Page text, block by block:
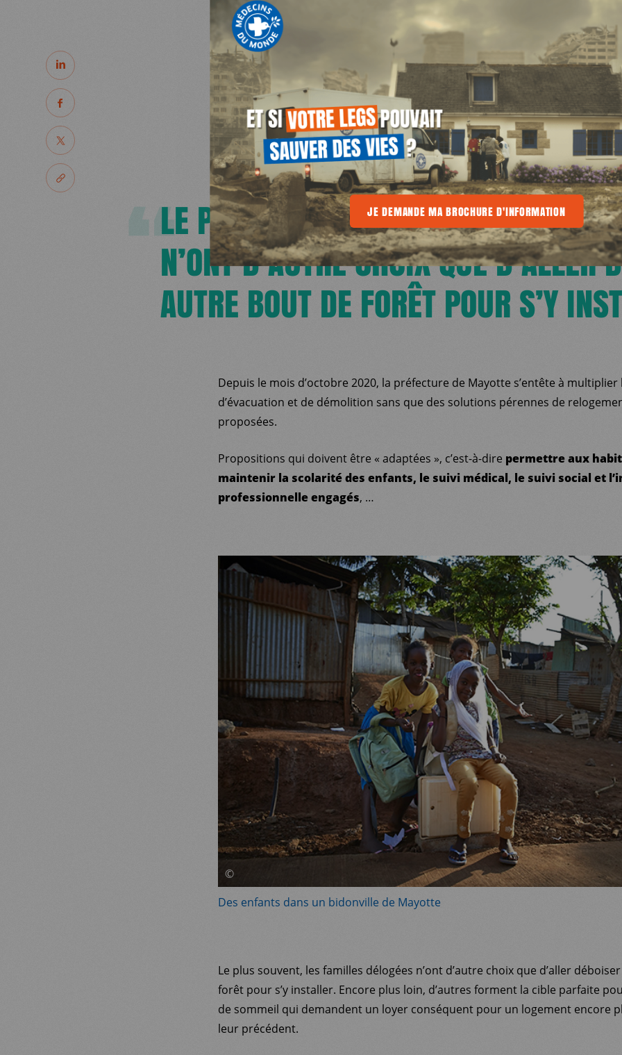
SUR LE TERRAIN
ACTUALITÉS
NOUS SOUTENIR
NOUS REJOINDRE
RESSOURCES
administratif de Mayotte.
C’est la première fois qu’un arrêté de ce type est contesté devant un juge et
les onze mesures précédentes étaient manifestement entachées de la
que les habitant-e-s des 1 503 logements détruits depuis la mise en œuvre
pu faire valoir leur droit à se voir proposer une solution de relogement
LE PLUS SOUVENT, LES FAMILLES
N’ONT D’AUTRE CHOIX QUE D’ALLER
AUTRE BOUT DE FORÊT POUR S’Y
Depuis le mois d’octobre 2020, la préfecture de Mayotte s’entête à multiplier
d’évacuation et de démolition sans que des solutions pérennes de
proposées.
Propositions qui doivent être « adaptées », c’est-à-dire permettre aux
maintenir la scolarité des enfants, le suivi médical, le suivi social et
professionnelle engagés, …
©
Des enfants dans un bidonville de Mayotte
Le plus souvent, les familles délogées n’ont d’autre choix que d’aller
forêt pour s’y installer. Encore plus loin, d’autres forment la cible parfaite
de sommeil qui demandent un loyer conséquent pour un logement encore
leur précédent.
PARTAGER
PARTAGER
PARTAGER
PARTAGER LE LIEN
JE DEMANDE MA BROCHURE D'INFORMATION JE DEMANDE MA BROCHURE
JE DEMANDE MA BROCHURE D'INFORMATION